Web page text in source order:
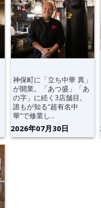
神保町に「立ち中華 異」
が開業。「あつ盛」「あ
の字」に続く3店舗目。
誰もが知る“超有名中
華”で修業し...
2026年07月30日